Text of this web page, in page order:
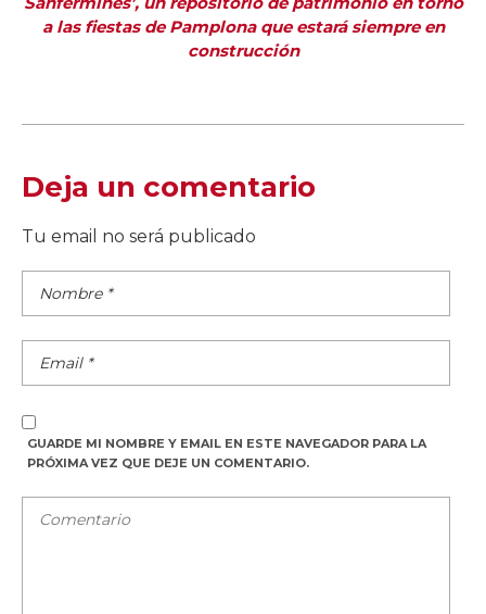
a las fiestas de Pamplona que estará siempre en
construcción
Deja un comentario
Tu email no será publicado
GUARDE MI NOMBRE Y EMAIL EN ESTE NAVEGADOR PARA LA
PRÓXIMA VEZ QUE DEJE UN COMENTARIO.